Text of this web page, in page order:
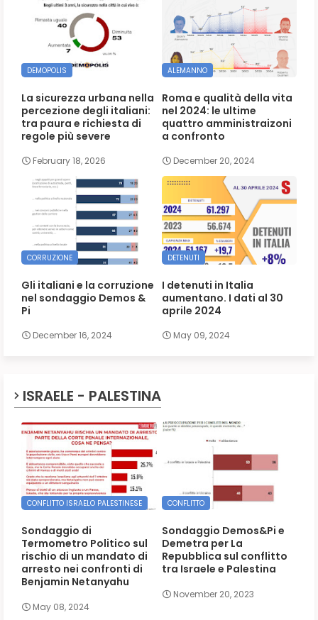
DEMOPOLIS
La sicurezza urbana nella
percezione degli italiani:
tra paura e richiesta di
regole più severe
February 18, 2026
ALEMANNO
Roma e qualità della vita
nel 2024: le ultime
quattro amministraizoni
a confronto
December 20, 2024
CORRUZIONE
Gli italiani e la corruzione
nel sondaggio Demos &
Pi
December 16, 2024
DETENUTI
I detenuti in Italia
aumentano. I dati al 30
aprile 2024
May 09, 2024
ISRAELE - PALESTINA
CONFLITTO ISRAELO PALESTINESE
Sondaggio di
Termometro Politico sul
rischio di un mandato di
arresto nei confronti di
Benjamin Netanyahu
May 08, 2024
CONFLITTO
Sondaggio Demos&Pi e
Demetra per La
Repubblica sul conflitto
tra Israele e Palestina
November 20, 2023